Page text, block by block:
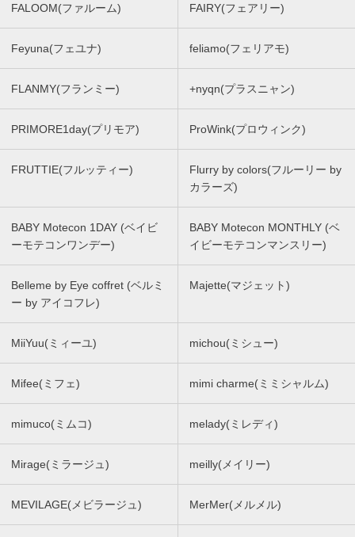
FALOOM(ファルーム) FAIRY(フェアリー)
Feyuna(フェユナ) feliamo(フェリアモ)
FLANMY(フランミー) +nyqn(プラスニャン)
PRIMORE1day(プリモア) ProWink(プロウィンク)
FRUTTIE(フルッティー)
Flurry by colors(フルーリー by
カラーズ)
BABY Motecon 1DAY (ベイビ
ーモテコンワンデー)
BABY Motecon MONTHLY (ベ
イビーモテコンマンスリー)
Belleme by Eye coffret (ベルミ
ー by アイコフレ)
Majette(マジェット)
MiiYuu(ミィーユ) michou(ミシュー)
Mifee(ミフェ) mimi charme(ミミシャルム)
mimuco(ミムコ) melady(ミレディ)
Mirage(ミラージュ) meilly(メイリー)
MEVILAGE(メビラージュ) MerMer(メルメル)